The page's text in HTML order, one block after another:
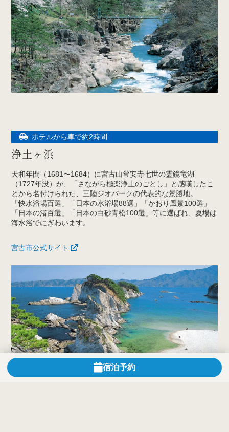
ホテルから車で約2時間
浄土ヶ浜
天和年間（1681〜1684）に宮古山常安寺七世の霊鏡竜湖
（1727年没）が、「さながら極楽浄土のごとし」と感嘆したこ
とから名付けられた、三陸ジオパークの代表的な景勝地。
「快水浴場百選」「日本の水浴場88選」「かおり風景100選」
「日本の渚百選」「日本の白砂青松100選」等に選ばれ、夏場は
海水浴でにぎわいます。
宮古市公式サイト
宿泊予約